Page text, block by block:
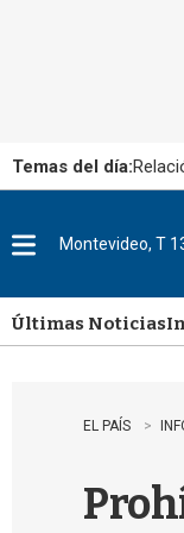
Temas del día:
u
Montevideo, T
Últimas Noticias
EL PAÍS